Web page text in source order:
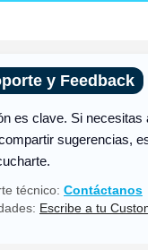
y Feedback
es clave. Si necesitas
sugerencias,
técnico: Contáctanos
Escribe a tu